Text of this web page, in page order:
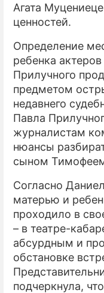
Агата
ценностей.
Определение
ребенка
Прилучного
предметом
недавнего
Павла
журналистам
нюансы
сыном
Согласно
матерью и
проходило в
– в театре-
абсурдным и
обстановке
подчеркнула,